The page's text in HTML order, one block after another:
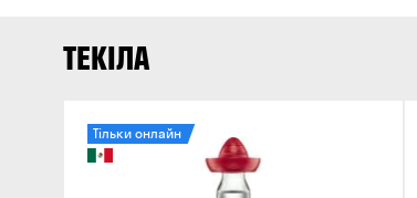
ТЕКІЛА
Тільки онлайн